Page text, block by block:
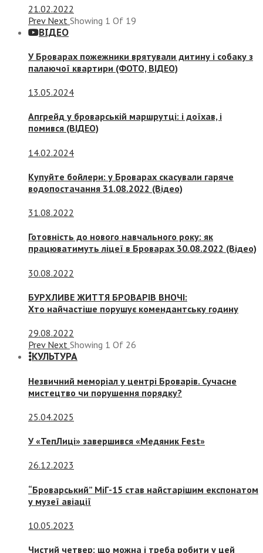
21.02.2022
Prev Next Showing 1 Of 19
ВІДЕО
У Броварах пожежники врятували дитину і собаку з
палаючої квартири (ФОТО, ВІДЕО)
13.05.2024
Апгрейд у броварській маршрутці: і доїхав, і
помився (ВІДЕО)
14.02.2024
Купуйте бойлери: у Броварах скасували гаряче
водопостачання 31.08.2022 (Відео)
31.08.2022
Готовність до нового навчального року: як
працюватимуть ліцеї в Броварах 30.08.2022 (Відео)
30.08.2022
БУРХЛИВЕ ЖИТТЯ БРОВАРІВ ВНОЧІ:
Хто найчастіше порушує комендантську годину
29.08.2022
Prev Next Showing 1 Of 26
КУЛЬТУРА
Незвичний меморіал у центрі Броварів. Сучасне
мистецтво чи порушення порядку?
25.04.2025
У «ТепЛиці» завершився «Медяник Fest»
26.12.2023
“Броварський” МіГ-15 став найстарішим експонатом
у музеї авіації
10.05.2023
Чистий четвер: що можна і треба робити у цей